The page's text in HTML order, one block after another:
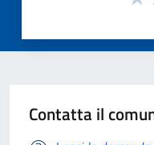
Contatta il